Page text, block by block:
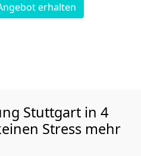
erhalten
Stuttgart in 4
Stress mehr